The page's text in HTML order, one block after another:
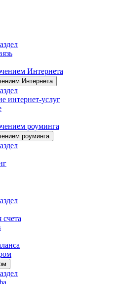
Интернета
Интернета
интернет-услуг
роуминга
роуминга